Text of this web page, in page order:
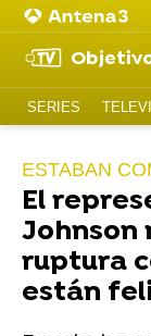
SERIES
ESTABAN
El
Johnson
ruptura
están